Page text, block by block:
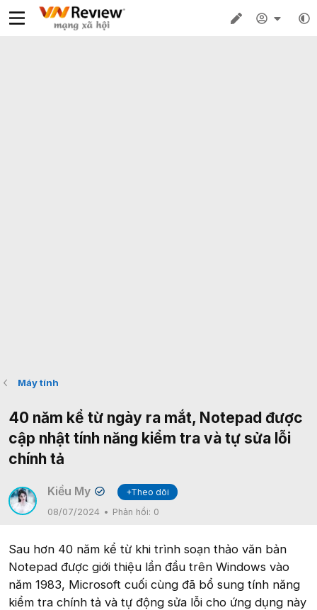
Máy tính
40 năm kể từ ngày ra mắt, Notepad được
cập nhật tính năng kiểm tra và tự sửa lỗi
chính tả
Kiều My ✔
+Theo dõi
08/07/2024
Phản hồi: 0
Sau hơn 40 năm kể từ khi trình soạn thảo văn bản
Notepad được giới thiệu lần đầu trên Windows vào
năm 1983, Microsoft cuối cùng đã bổ sung tính năng
kiểm tra chính tả và tự động sửa lỗi cho ứng dụng này